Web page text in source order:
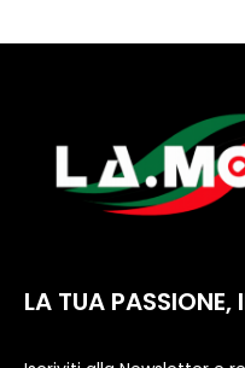
LA TUA PASSIONE,